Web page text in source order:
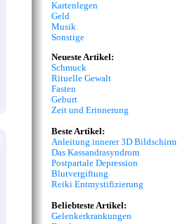
Kartenlegen
Geld
Musik
Sonstige
Neueste Artikel:
Schmuck
Rituelle Gewalt
Fasten
Geburt
Zeit und Erinnerung
Beste Artikel:
Anleitung innerer 3D Bildschirm
Das Kassandrasyndrom
Postpartale Depression
Blutvergiftung
Reiki Entmystifizierung
Beliebteste Artikel:
Gelenkerkrankungen